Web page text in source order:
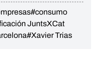
#consumo
JuntsXCat
#Xavier Trias